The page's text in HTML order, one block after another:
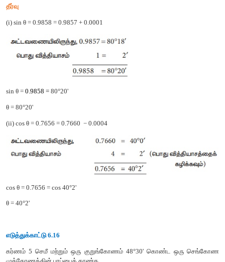
6.14
(i) sin 38°36' + tan 12°12' (ii) tan 60°25' – cos
தீர்வு
(i) sin 38°36'+ tan 12°12'
sin 38°36' = 0.6239
tan 12°12' = 0.2162
sin 38°36' + tan 12°12' = 0.8401
(ii) tan 60°25' − cos 49°20'
tan 60°25' = 1.7603 + 0.0012 = 1.7615
tan 60°25' − cos 49°20' = 1.1098